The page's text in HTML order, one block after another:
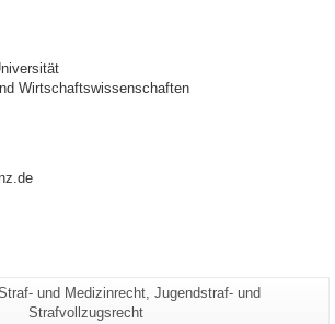
Wirtschaftswissenschaften
Zusätzliche
Informationen
und Medizinrecht, Jugendstraf- und
Strafvollzugsrecht